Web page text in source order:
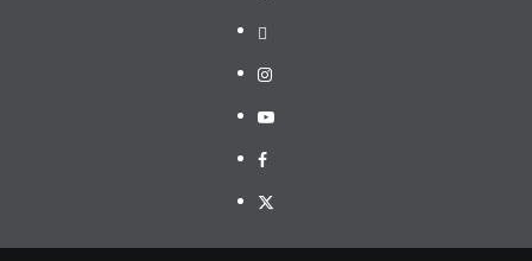
threads
Instagram
Youtube
Facebook
X